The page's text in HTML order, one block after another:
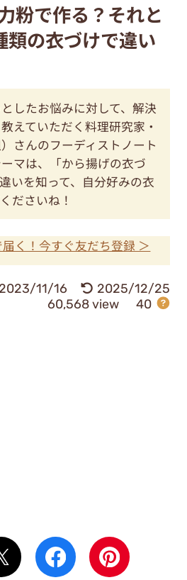
粉で作る？それと
類の衣づけで違い
したお悩みに対して、解決
えていただく料理研究家・
さんのフーディストノート
マは、「から揚げの衣づ
いを知って、自分好みの衣
ださいね！
く！今すぐ友だち登録 ＞
2023/11/16
2025/12/25
60,568 view
40